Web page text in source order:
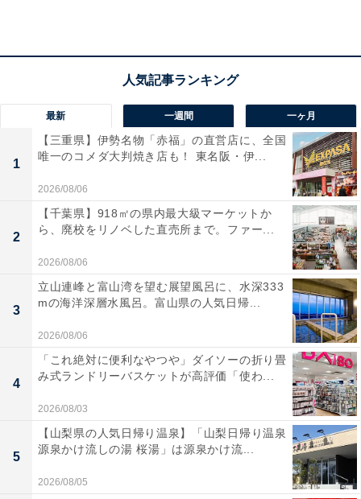
「日の出おふろセンター」の口コミは？
「日の出おふろセンター」には以下のような口コミが寄
せられています。
天然温泉の「塩湯」は、身体の芯から温まり、冬場
でも湯冷めしにくいです。
最新 一週間 一ヶ月
1
【三重県】伊勢名物「赤福」の直営店に、全国
唯一のコメダ大判焼き店も！ 東名阪・伊...
2026/08/06
2
【千葉県】918㎡の県内最大級マーケットか
ら、廃校をリノベした直売所まで。ファー...
2026/08/06
3
立山連峰と富山湾を望む展望風呂に、水深333
mの海洋深層水風呂。富山県の人気日帰...
2026/08/06
4
「これ絶対に便利なやつや」ダイソーの折り畳
み式ランドリーバスケットが高評価「使わ...
2026/08/03
5
【山梨県の人気日帰り温泉】「山梨日帰り温泉
源泉かけ流しの湯 桜湯」は源泉かけ流...
2026/08/05